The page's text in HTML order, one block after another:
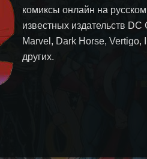
комиксы онлайн на
известных издательств DC
Marvel, Dark Horse, Vertigo,
других.